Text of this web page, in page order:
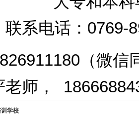
联系电话 ： 0769-
（微信
老师 ，
学校